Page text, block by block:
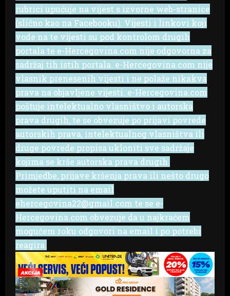
rubrici upućuje na vijest s izvorne web-stranice
(slično kao na Facebooku). Vijesti i linkovi koji
vode na te vijesti su pod kontrolom drugih
portala te e-Hercegovina.com nije odgovorna za
sadržaj tih istih portala. e-Hercegovina.com nije
vlasnik prenesenih vijesti i ne polaže nikakva
prava na objavljene vijesti. e-Hercegovina.com
poštuje intelektualno vlasništvo i autorska
prava drugih, te se obvezuje po prijavi povrede
autorskih prava, intelektualnog vlasništva ili
druge povrede propisa ukloniti sve sadržaje
kojima se krše autorska prava drugih.
Primjedbe, prijave kršenja prava ili nešto drugo
možete uputiti na email
ehercegovina22@gmail.com te se e-
Hercegovina.com obvezuje da u najkraćem
mogućem roku odgovori na email i po potrebi
reagira.